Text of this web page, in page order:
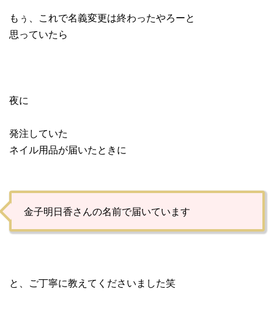
もぅ、これで名義変更は終わったやろーと
思っていたら
夜に
発注していた
ネイル用品が届いたときに
金子明日香さんの名前で届いています
と、ご丁寧に教えてくださいました笑